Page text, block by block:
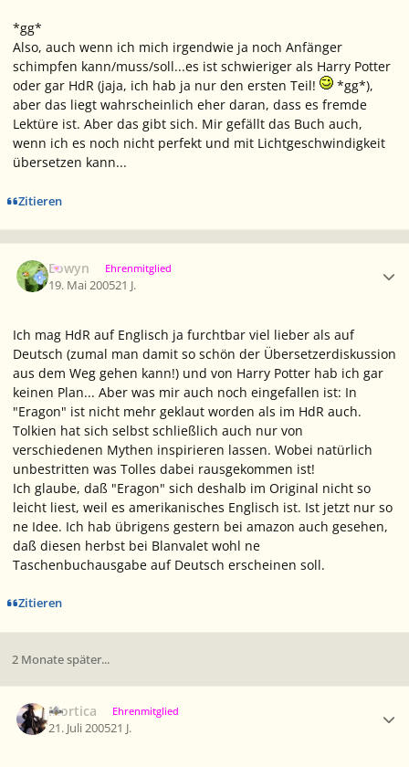
*gg*
Also, auch wenn ich mich irgendwie ja noch Anfänger
schimpfen kann/muss/soll...es ist schwieriger als Harry Potter
oder gar HdR (jaja, ich hab ja nur den ersten Teil!
*gg*),
aber das liegt wahrscheinlich eher daran, dass es fremde
Lektüre ist. Aber das gibt sich. Mir gefällt das Buch auch,
wenn ich es noch nicht perfekt und mit Lichtgeschwindigkeit
übersetzen kann...
Zitieren
Eowyn Ehrenmitglied
19. Mai 200521 J.
Ich mag HdR auf Englisch ja furchtbar viel lieber als auf
Deutsch (zumal man damit so schön der Übersetzerdiskussion
aus dem Weg gehen kann!) und von Harry Potter hab ich gar
keinen Plan... Aber was mir auch noch eingefallen ist: In
"Eragon" ist nicht mehr geklaut worden als im HdR auch.
Tolkien hat sich selbst schließlich auch nur von
verschiedenen Mythen inspirieren lassen. Wobei natürlich
unbestritten was Tolles dabei rausgekommen ist!
Ich glaube, daß "Eragon" sich deshalb im Original nicht so
leicht liest, weil es amerikanisches Englisch ist. Ist jetzt nur so
ne Idee. Ich hab übrigens gestern bei amazon auch gesehen,
daß diesen herbst bei Blanvalet wohl ne
Taschenbuchausgabe auf Deutsch erscheinen soll.
Zitieren
2 Monate später...
Mortica Ehrenmitglied
21. Juli 200521 J.